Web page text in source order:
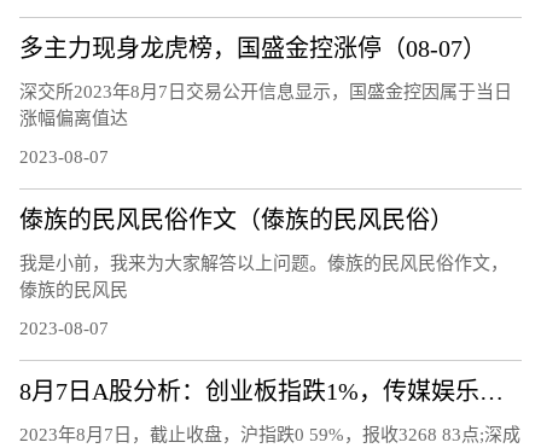
多主力现身龙虎榜，国盛金控涨停（08-07）
深交所2023年8月7日交易公开信息显示，国盛金控因属于当日
涨幅偏离值达
2023-08-07
傣族的民风民俗作文（傣族的民风民俗）
我是小前，我来为大家解答以上问题。傣族的民风民俗作文，
傣族的民风民
2023-08-07
8月7日A股分析：创业板指跌1%，传媒娱乐板块逆市上涨
2023年8月7日，截止收盘，沪指跌0 59%，报收3268 83点;深成